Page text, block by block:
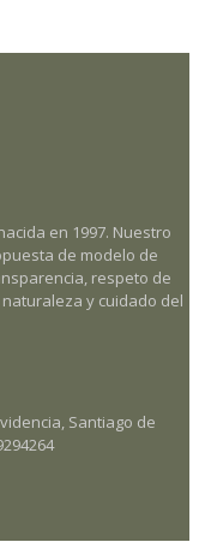
en 1997. Nuestro
de modelo de
respeto de
y cuidado del
Santiago de